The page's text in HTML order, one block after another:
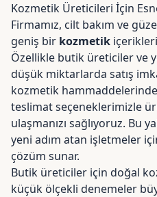
Kozmetik Üreticileri İçin
Firmamız, cilt bakım ve
geniş bir kozmetik
Özellikle butik üreticiler ve
düşük miktarlarda satış
kozmetik hammaddelerinde
teslimat seçeneklerimizle
ulaşmanızı sağlıyoruz. Bu
yeni adım atan işletmeler
çözüm sunar.
Butik üreticiler için doğal
küçük ölçekli denemeler